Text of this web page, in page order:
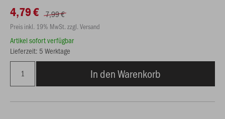
4,79 € 7,99 €
Preis inkl. 19% MwSt. zzgl. Versand
Artikel sofort verfügbar
Lieferzeit: 5 Werktage
In den Warenkorb